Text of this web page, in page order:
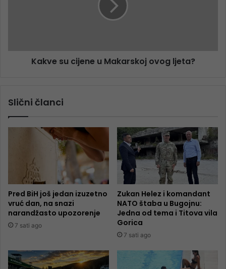
Kakve su cijene u Makarskoj ovog ljeta?
Slični članci
Pred BiH još jedan izuzetno
vruć dan, na snazi
narandžasto upozorenje
7 sati ago
Zukan Helez i komandant
NATO štaba u Bugojnu:
Jedna od tema i Titova vila
Gorica
7 sati ago